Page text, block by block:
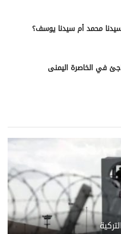
محمد أم سيدنا يوسف؟
في الخاصرة اليمنى